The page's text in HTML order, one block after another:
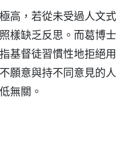
高，若從未受過人文式
樣缺乏反思。而葛博士
基督徒習慣性地拒絕用
願意與持不同意見的人
無關。